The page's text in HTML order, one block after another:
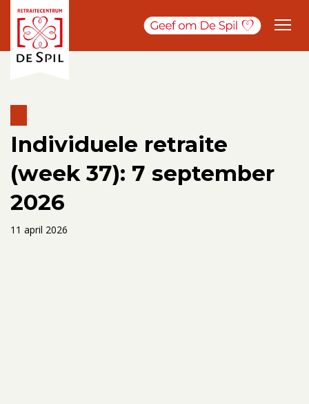
Individuele retraite
(week 37): 7 september
2026
11 april 2026